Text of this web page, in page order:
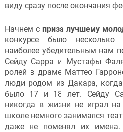
виду сразу после окончания
Начнем с приза лучшему
конкурсе было несколько
наиболее убедительным нам
Сейду Сарра и Мустафы
ролей в драме Маттео
люди родом из Дакара,
было 17 и 18 лет. Сейду
никогда в жизни не играл
школе немного занимался
даже не поменял их имена.